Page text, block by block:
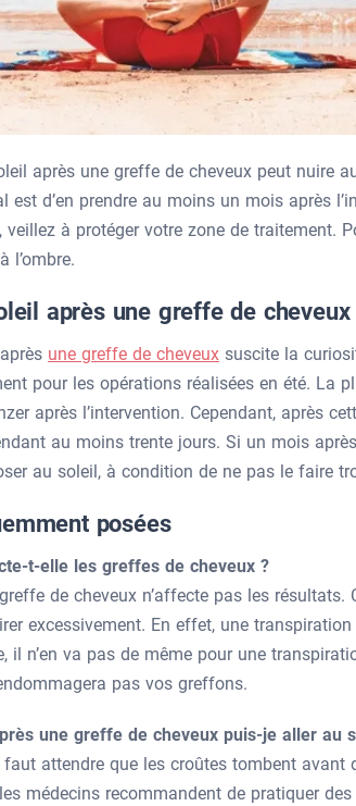
après une greffe de cheveux peut nuire
est d’en prendre au moins un mois après
à protéger votre zone de traitement.
l’ombre.
après une greffe de cheveux
une greffe de cheveux suscite la
pour les opérations réalisées en été. La
après l’intervention. Cependant, après
au moins trente jours. Si un mois
au soleil, à condition de ne pas le faire
posées
t-elle les greffes de cheveux ?
de cheveux n’affecte pas les résultats.
excessivement. En effet, une
il n’en va pas de même pour une
pas vos greffons.
une greffe de cheveux puis-je aller au
faut attendre que les croûtes tombent avant
médecins recommandent de pratiquer